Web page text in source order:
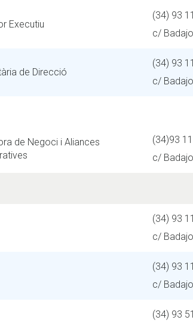
Executiu
(34) 93
c/
de Direcció
(34) 93
c/
de Negoci i Aliances
(34)93
c/
(34) 93
c/
(34) 93
c/
(34) 93